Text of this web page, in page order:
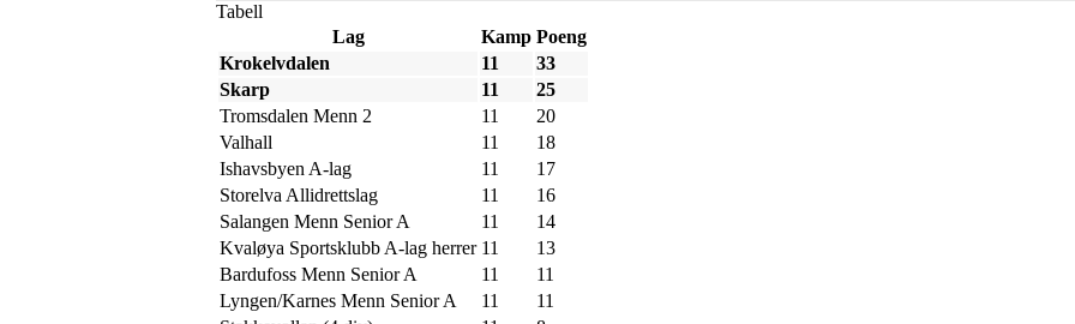
Tabell
Lag
Kamp Poeng
Krokelvdalen
11
33
Skarp
11
25
Tromsdalen Menn 2
11
20
Valhall
11
18
Ishavsbyen A-lag
11
17
Storelva Allidrettslag
11
16
Salangen Menn Senior A
11
14
Kvaløya Sportsklubb A-lag herrer 11
13
Bardufoss Menn Senior A
11
11
Lyngen/Karnes Menn Senior A
11
11